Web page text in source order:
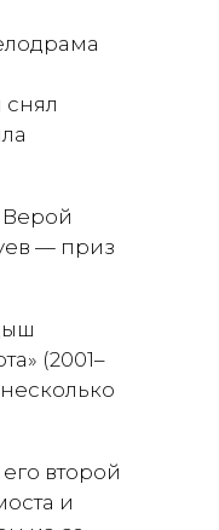
Верой
— приз
(2001–
второй
и